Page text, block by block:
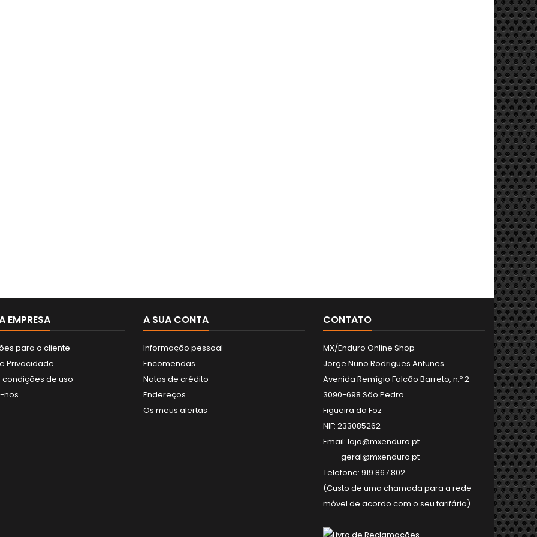
EMPRESA
para o cliente
Privacidade
condições de uso
nos
A SUA CONTA
Informação pessoal
Encomendas
Notas de crédito
Endereços
Os meus alertas
CONTATO
MX/Enduro Online Shop
Jorge Nuno Rodrigues Antunes
Avenida Remígio Falcão Barreto, n.º 2
3090-698 São Pedro
Figueira da Foz
NIF: 233085262
Email: loja@mxenduro.pt
geral@mxenduro.pt
Telefone: 919 867 802
(Custo de uma chamada para a rede
móvel de acordo com o seu tarifário)